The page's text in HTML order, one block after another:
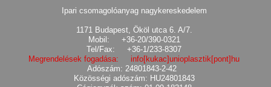
Ipari csomagolóanyag nagykereskedelem
1171 Budapest, Ököl utca 6. A/7.
Mobil: +36-20/390-0321
Tel/Fax: +36-1/233-8307
Megrendelések fogadása: info[kukac]unioplasztik[pont]hu
Adószám: 24801843-2-42
Közösségi adószám: HU24801843